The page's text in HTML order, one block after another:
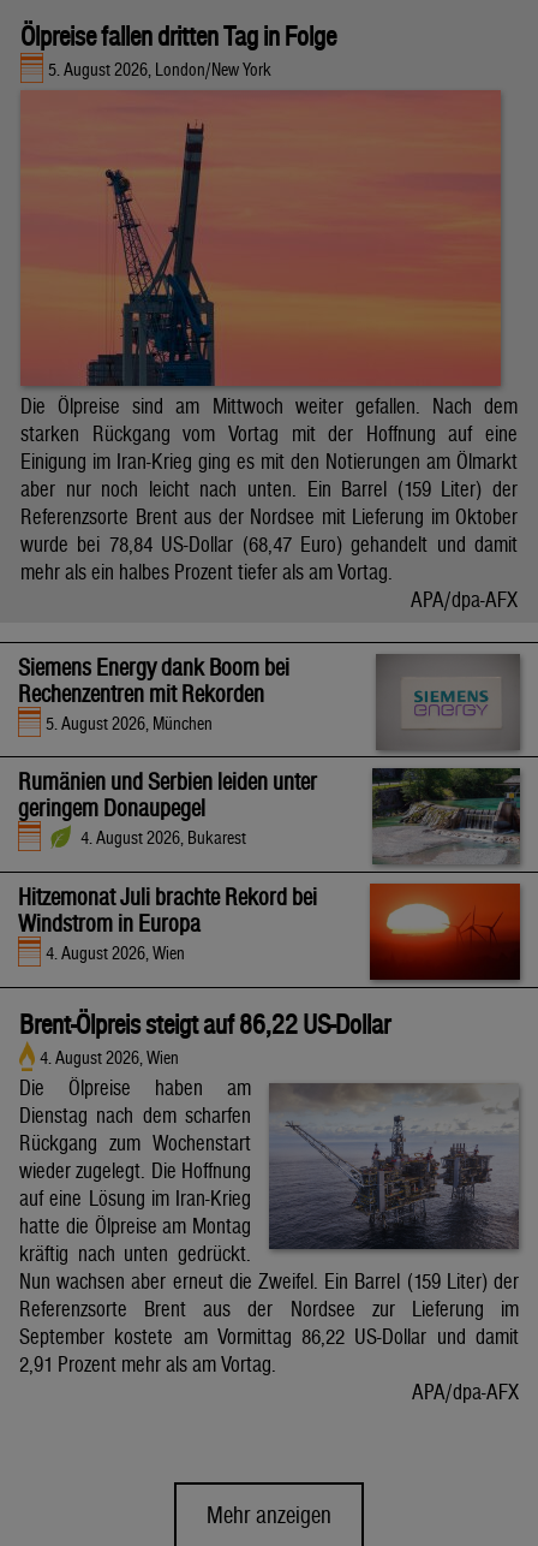
Ölpreise fallen dritten Tag in Folge
5. August 2026, London/New York
Die Ölpreise sind am Mittwoch weiter gefallen. Nach dem
starken Rückgang vom Vortag mit der Hoffnung auf eine
Einigung im Iran-Krieg ging es mit den Notierungen am Ölmarkt
aber nur noch leicht nach unten. Ein Barrel (159 Liter) der
Referenzsorte Brent aus der Nordsee mit Lieferung im Oktober
wurde bei 78,84 US-Dollar (68,47 Euro) gehandelt und damit
mehr als ein halbes Prozent tiefer als am Vortag.
APA/dpa-AFX
Siemens Energy dank Boom bei
Rechenzentren mit Rekorden
5. August 2026, München
Rumänien und Serbien leiden unter
geringem Donaupegel
4. August 2026, Bukarest
Hitzemonat Juli brachte Rekord bei
Windstrom in Europa
4. August 2026, Wien
Brent-Ölpreis steigt auf 86,22 US-Dollar
4. August 2026, Wien
Die Ölpreise haben am
Dienstag nach dem scharfen
Rückgang zum Wochenstart
wieder zugelegt. Die Hoffnung
auf eine Lösung im Iran-Krieg
hatte die Ölpreise am Montag
kräftig nach unten gedrückt.
Nun wachsen aber erneut die Zweifel. Ein Barrel (159 Liter) der
Referenzsorte Brent aus der Nordsee zur Lieferung im
September kostete am Vormittag 86,22 US-Dollar und damit
2,91 Prozent mehr als am Vortag.
APA/dpa-AFX
Mehr anzeigen